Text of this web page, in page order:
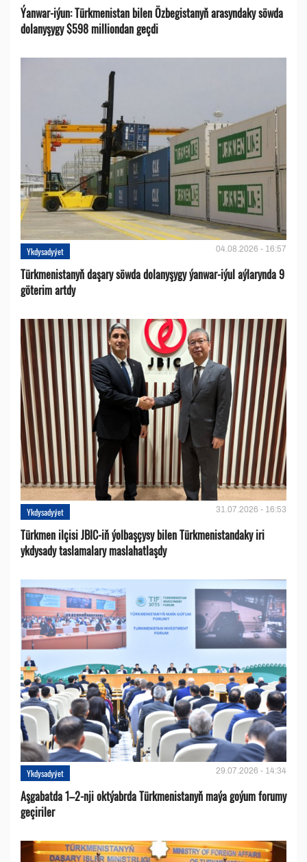
Ýanwar-iýun: Türkmenistan bilen Özbegistanyň arasyndaky söwda
dolanyşygy $598 milliondan geçdi
Ykdysadyýet 04.08.2026 - 16:57
Türkmenistanyň daşary söwda dolanyşygy ýanwar-iýul aýlarynda 9
göterim artdy
Ykdysadyýet 31.07.2026 - 16:53
Türkmen ilçisi JBIC-iň ýolbaşçysy bilen Türkmenistandaky iri
ykdysady taslamalary maslahatlaşdy
Ykdysadyýet 29.07.2026 - 14:34
Aşgabatda 1–2-nji oktýabrda Türkmenistanyň maýa goýum forumy
geçiriler